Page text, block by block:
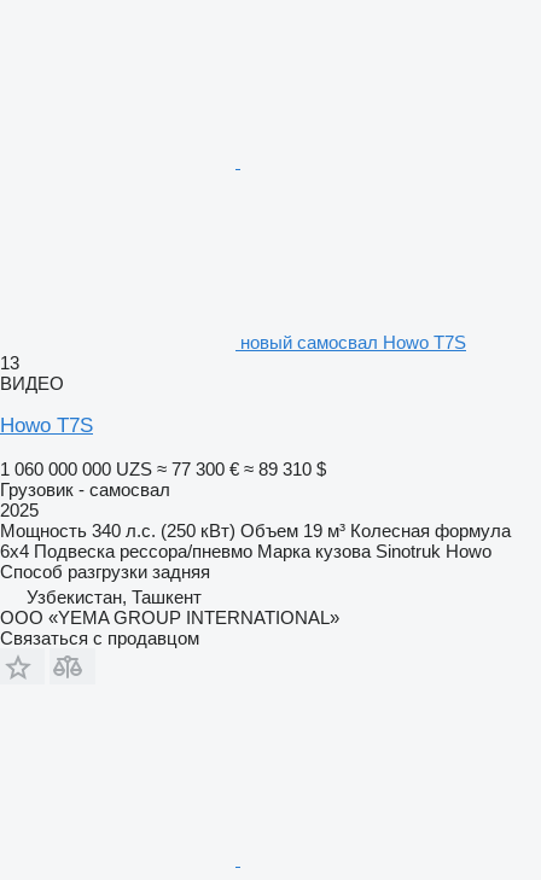
новый самосвал Howo Т7S
13
ВИДЕО
Howo Т7S
1 060 000 000 UZS ≈ 77 300 € ≈ 89 310 $
Грузовик - самосвал
2025
Мощность 340 л.с. (250 кВт) Объем 19 м³ Колесная формула
6x4 Подвеска рессора/пневмо Марка кузова Sinotruk Howo
Способ разгрузки задняя
Узбекистан, Ташкент
ООО «YEMA GROUP INTERNATIONAL»
Связаться с продавцом